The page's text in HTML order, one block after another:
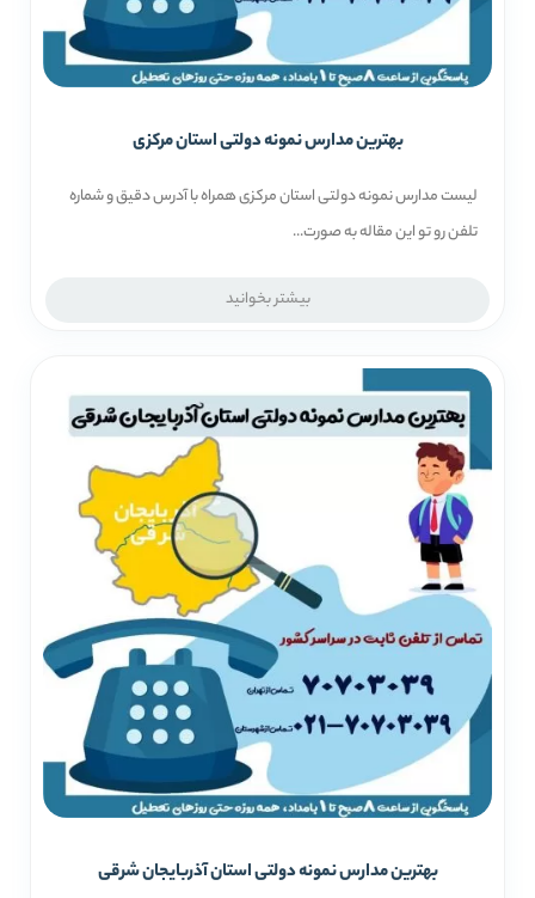
بهترین مدارس نمونه دولتی استان مرکزی
لیست مدارس نمونه دولتی استان مرکزی همراه با آدرس دقیق و شماره
تلفن رو تو این مقاله به صورت...
بیشتر بخوانید
بهترین مدارس نمونه دولتی استان آذربایجان شرقی